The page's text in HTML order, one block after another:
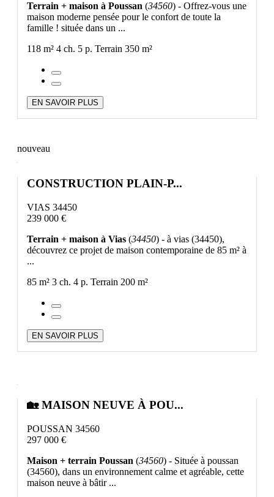
Terrain + maison à Poussan (34560) - Offrez-vous une
maison moderne pensée pour le confort de toute la
famille ! située dans un ...
118 m² 4 ch. 5 p. Terrain 350 m²
EN SAVOIR PLUS
nouveau
CONSTRUCTION PLAIN-P...
VIAS 34450
239 000 €
Terrain + maison à Vias (34450) - à vias (34450),
découvrez ce projet de maison contemporaine de 85 m² à
...
85 m² 3 ch. 4 p. Terrain 200 m²
EN SAVOIR PLUS
🏡 MAISON NEUVE À POU...
POUSSAN 34560
297 000 €
Maison + terrain Poussan (34560) - Située à poussan
(34560), dans un environnement calme et agréable, cette
maison neuve à bâtir ...